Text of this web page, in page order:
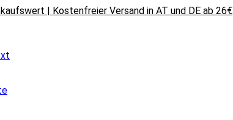
| Kostenfreier Versand in AT und DE ab 26€